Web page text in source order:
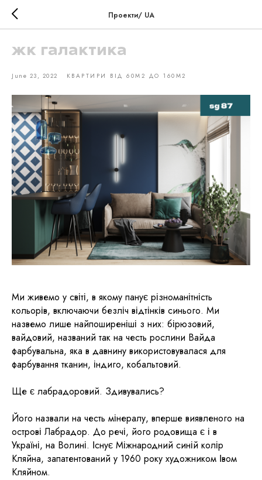
Проекти/ UA
жк галактика
June 23, 2022 КВАРТИРИ ВІД 60М2 ДО 160М2
Ми живемо у світі, в якому панує різноманітність
кольорів, включаючи безліч відтінків синього. Ми
назвемо лише найпоширеніші з них: бірюзовий,
вайдовий, названий так на честь рослини Вайда
фарбувальна, яка в давнину використовувалася для
фарбування тканин, індиго, кобальтовий.
Ще є лабрадоровий. Здивувались?
Його назвали на честь мінералу, вперше виявленого на
острові Лабрадор. До речі, його родовища є і в
Україні, на Волині. Існує Міжнародний синій колір
Кляйна, запатентований у 1960 року художником Івом
Кляйном.